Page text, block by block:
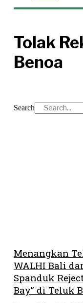
Tolak
Benoa
Search
Menangkan
WALHI Bali
Spanduk
Bay” di Teluk